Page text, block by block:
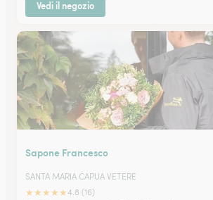
Vedi il negozio
Sapone Francesco
SANTA MARIA CAPUA VETERE
★★★★★4.8 (16)